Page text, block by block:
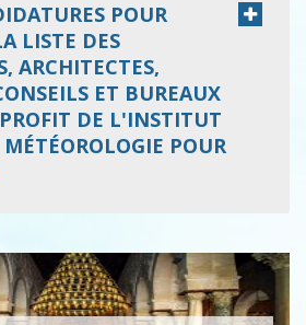
POUR
LISTE DES
ARCHITECTES,
ET BUREAUX
DE L'INSTITUT
POUR